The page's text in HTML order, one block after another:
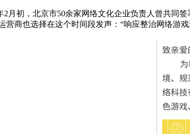
2月初，北京市50余家网络文化企业负责人曾共同
营商也选择在这个时间段发声：“响应整治网络游